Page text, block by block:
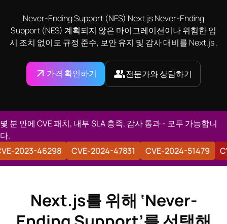
Never-Ending Support (NES) Next.js Never-Ending
Support (NES) 계획되지 않은 마이그레이션이나 위험한 임
시 조치 없이도 규정 준수, 보안 유지 및 감사 대비를 Next.js .
가격 확인하기 전문가와 상담하기
몇 분 안에 CVE 패치, 내부 SLA 충족, 감사 통과 - 모두 가능합니
다.
32421
CVE-2023-46298 CVE-2024-47831 CVE-
Next.js를 위해 ‘Never-